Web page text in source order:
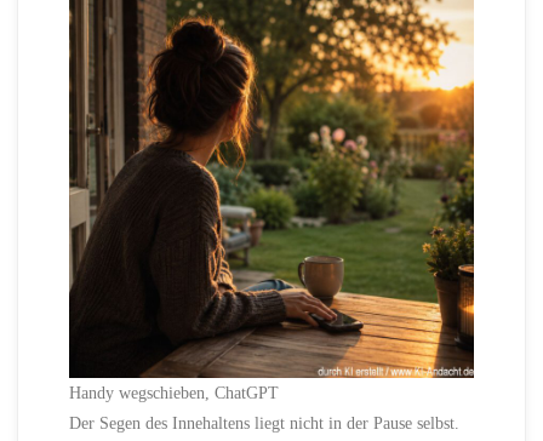
Handy wegschieben, ChatGPT
Der Segen des Innehaltens liegt nicht in der Pause selbst.